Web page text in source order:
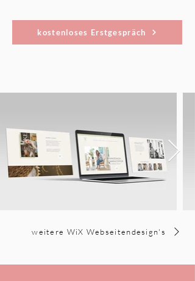
kostenloses Erstgespräch
weitere WiX Webseitendesign's